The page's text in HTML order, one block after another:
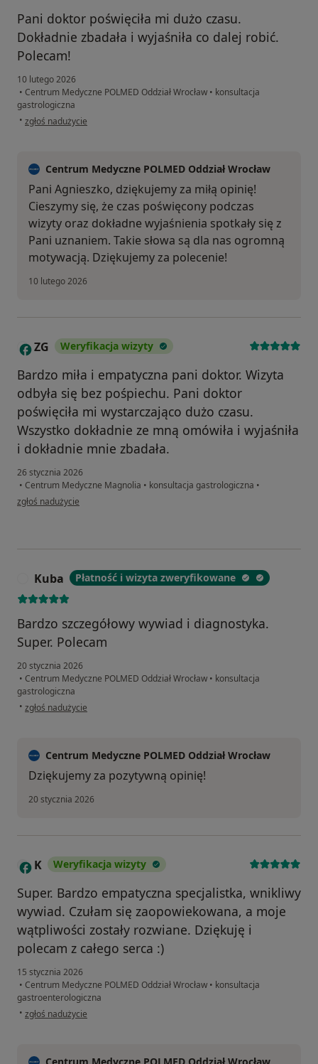
Pani doktor poświęciła mi dużo czasu.
Dokładnie zbadała i wyjaśniła co dalej robić.
Polecam!
10 lutego 2026
• Centrum Medyczne POLMED Oddział Wrocław • konsultacja
gastrologiczna
• w opinii użytkownika Agnieszka
zgłoś nadużycie
Centrum Medyczne POLMED Oddział Wrocław
Pani Agnieszko, dziękujemy za miłą opinię!
Cieszymy się, że czas poświęcony podczas
wizyty oraz dokładne wyjaśnienia spotkały się z
Pani uznaniem. Takie słowa są dla nas ogromną
motywacją. Dziękujemy za polecenie!
10 lutego 2026
Z ZG Weryfikacja wizyty
Bardzo miła i empatyczna pani doktor. Wizyta
odbyła się bez pośpiechu. Pani doktor
poświęciła mi wystarczająco dużo czasu.
Wszystko dokładnie ze mną omówiła i wyjaśniła
i dokładnie mnie zbadała.
26 stycznia 2026
• Centrum Medyczne Magnolia • konsultacja gastrologiczna •
w opinii użytkownika ZG
zgłoś nadużycie
Kuba Płatność i wizyta zweryfikowane
Bardzo szczegółowy wywiad i diagnostyka.
Super. Polecam
20 stycznia 2026
• Centrum Medyczne POLMED Oddział Wrocław • konsultacja
gastrologiczna
• w opinii użytkownika Kuba
zgłoś nadużycie
Centrum Medyczne POLMED Oddział Wrocław
Dziękujemy za pozytywną opinię!
20 stycznia 2026
K Weryfikacja wizyty
Super. Bardzo empatyczna specjalistka, wnikliwy
wywiad. Czułam się zaopowiekowana, a moje
wątpliwości zostały rozwiane. Dziękuję i
polecam z całego serca :)
15 stycznia 2026
• Centrum Medyczne POLMED Oddział Wrocław • konsultacja
gastroenterologiczna
• w opinii użytkownika K
zgłoś nadużycie